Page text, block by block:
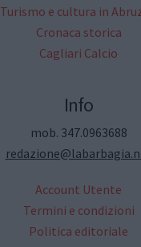
Turismo e cultura in
Cronaca storica
Cagliari Calcio
Info
mob. 347.0963688
Account Utente
Termini e condizioni
Politica editoriale